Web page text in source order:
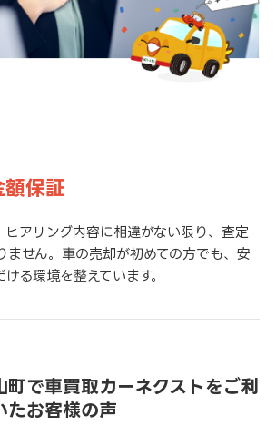
額保証
ヒアリング内容に相違がない限り、査定
ません。車の売却が初めての方でも、安
る環境を整えています。
町で車買取カーネクストをご利
たお客様の声